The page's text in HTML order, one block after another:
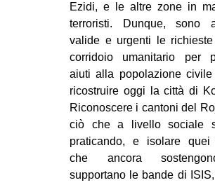
Ezidi, e le altre zone in
terroristi. Dunque, sono
valide e urgenti le
corridoio umanitario per
aiuti alla popolazione
ricostruire oggi la città di
Riconoscere i cantoni del
ciò che a livello sociale
praticando, e isolare quei
che ancora
supportano le bande di